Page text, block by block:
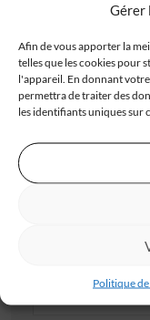
Gérer
Afin de vous apporter la
telles que les cookies pour
l'appareil. En donnant
permettra de traiter des
les identifiants uniques sur
Politique
E-mail*